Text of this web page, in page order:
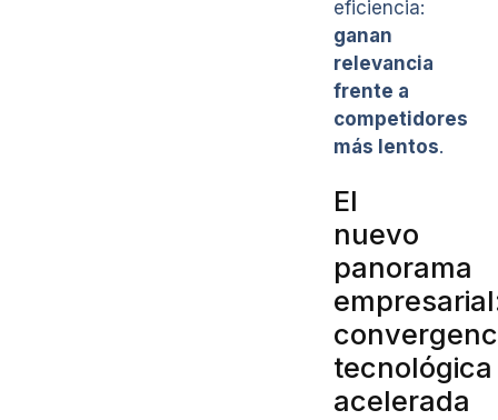
eficiencia:
ganan
relevancia
frente a
competidores
más lentos.
El
nuevo
panorama
tecnológica
acelerada